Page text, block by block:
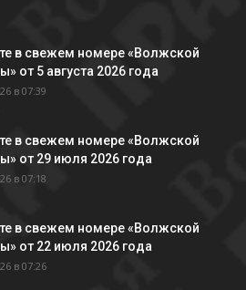
в свежем номере «Волжской
от 5 августа 2026 года
в 07:39
в свежем номере «Волжской
от 29 июля 2026 года
в 07:18
в свежем номере «Волжской
от 22 июля 2026 года
в 07:26